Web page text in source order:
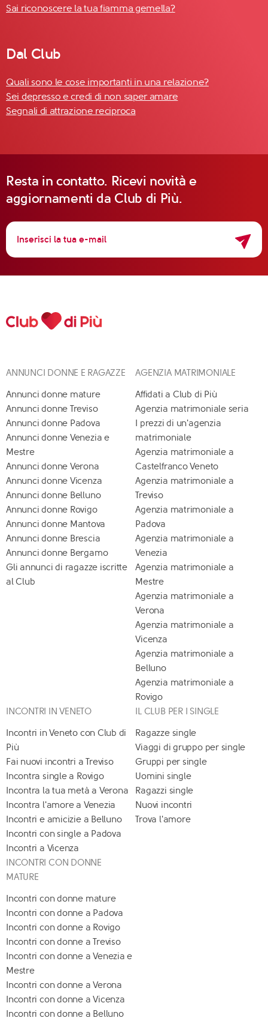
Sai riconoscere la tua fiamma gemella?
Dal Club
Quali sono le cose importanti in una relazione?
Sei depresso e credi di non saper amare
Segnali di attrazione reciproca
Resta in contatto. Ricevi novità e
aggiornamenti da Club di Più.
ANNUNCI DONNE E RAGAZZE
Annunci donne mature
Annunci donne Treviso
Annunci donne Padova
Annunci donne Venezia e
Mestre
Annunci donne Verona
Annunci donne Vicenza
Annunci donne Belluno
Annunci donne Rovigo
Annunci donne Mantova
Annunci donne Brescia
Annunci donne Bergamo
Gli annunci di ragazze iscritte
al Club
AGENZIA MATRIMONIALE
Affidati a Club di Più
Agenzia matrimoniale seria
I prezzi di un'agenzia
matrimoniale
Agenzia matrimoniale a
Castelfranco Veneto
Agenzia matrimoniale a
Treviso
Agenzia matrimoniale a
Padova
Agenzia matrimoniale a
Venezia
Agenzia matrimoniale a
Mestre
Agenzia matrimoniale a
Verona
Agenzia matrimoniale a
Vicenza
Agenzia matrimoniale a
Belluno
Agenzia matrimoniale a
Rovigo
INCONTRI IN VENETO
Incontri in Veneto con Club di
Più
Fai nuovi incontri a Treviso
Incontra single a Rovigo
Incontra la tua metà a Verona
Incontra l'amore a Venezia
Incontri e amicizie a Belluno
Incontri con single a Padova
Incontri a Vicenza
IL CLUB PER I SINGLE
Ragazze single
Viaggi di gruppo per single
Gruppi per single
Uomini single
Ragazzi single
Nuovi incontri
Trova l'amore
INCONTRI CON DONNE
MATURE
Incontri con donne mature
Incontri con donne a Padova
Incontri con donne a Rovigo
Incontri con donne a Treviso
Incontri con donne a Venezia e
Mestre
Incontri con donne a Verona
Incontri con donne a Vicenza
Incontri con donne a Belluno